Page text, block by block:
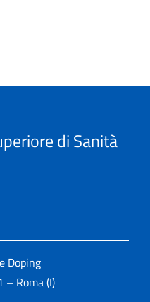
di Sanità
Doping
– Roma (I)